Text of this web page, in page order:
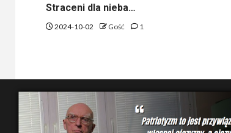
Straceni dla nieba…
2024-10-02 Gość 1